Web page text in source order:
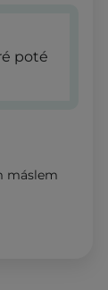
poté
máslem